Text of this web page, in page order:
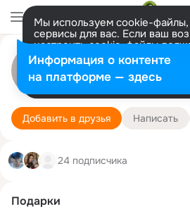
Мы используем cookie-файлы,
сервисы для вас. Если ваш
настроить cookie-файлы
представитель. Больше
Разрешить все Настроить
Диана Осипова
Москва 16 мая (41
Добавить в друзья Написать
24 подписчика
Подарки
Информация о контенте
на платформе — здесь